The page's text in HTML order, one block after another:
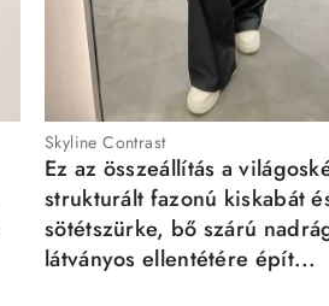
Skyline Contrast
Ez az összeállítás a
strukturált fazonú kiskabát
sötétszürke, bő szárú
látványos ellentétére épít...